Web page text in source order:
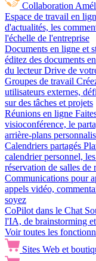
Collaboration
Espace de travail en
d'actualités, les
l'échelle de l'entreprise
Documents en ligne et
éditez des documents
du lecteur Drive de
Groupes de travail
utilisateurs externes,
sur des tâches et projets
Réunions en ligne
visioconférence, le
arrière-plans
Calendriers partagés
calendrier personnel,
réservation de salles
Communications pour
appels vidéo,
soyez
CoPilot dans le Chat
l'IA, de brainstorming
Voir toutes les
Sites Web et